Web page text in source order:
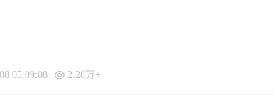
05:09:08 2.28万+